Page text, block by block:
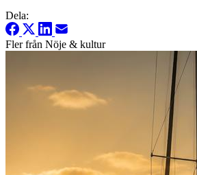
Dela:
Fler från Nöje & kultur